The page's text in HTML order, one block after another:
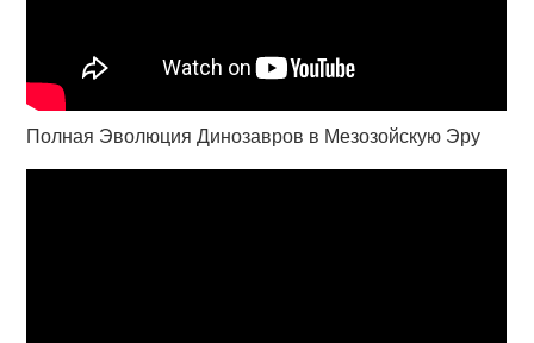
Полная Эволюция Динозавров в Мезозойскую Эру